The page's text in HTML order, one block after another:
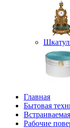
Главная
Бытовая
Рабочие